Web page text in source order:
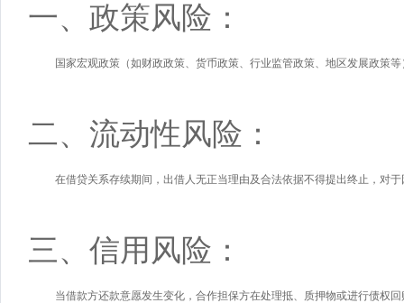
一、政策风险：
国家宏观政策（如财政政策、货币政策、行业监管政策、地区发展政策
二、流动性风险：
在借贷关系存续期间，出借人无正当理由及合法依据不得提出终止，对
三、信用风险：
当借款方还款意愿发生变化，合作担保方在处理抵、质押物或进行债权